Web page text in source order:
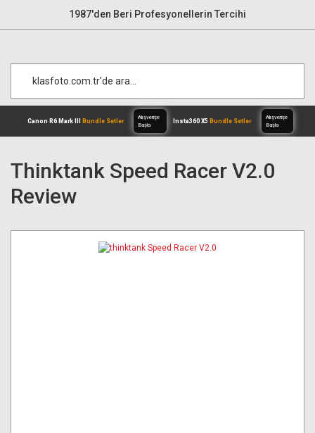
1987'den Beri Profesyonellerin Tercihi
Canon R6 Mark III
Thinktank Speed Racer V2.0
Review